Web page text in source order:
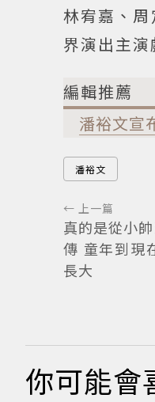
林宥嘉、
界演出主演
編輯推薦
潘裕文宣
潘裕文
← 上一篇
真的是從小
傳 童年到現
長大
你可能會